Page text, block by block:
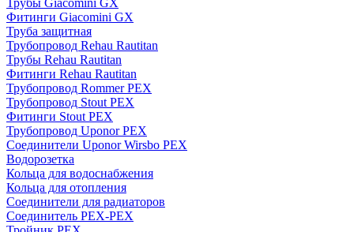
Фитинги Giacomini GX
Труба защитная
Трубопровод Rehau Rautitan
Трубы Rehau Rautitan
Фитинги Rehau Rautitan
Трубопровод Rommer PEX
Трубопровод Stout PEX
Фитинги Stout PEX
Трубопровод Uponor PEX
Соединители Uponor Wirsbo PEX
Водорозетка
Кольца для водоснабжения
Кольца для отопления
Соединители для радиаторов
Соединитель PEX-PEX